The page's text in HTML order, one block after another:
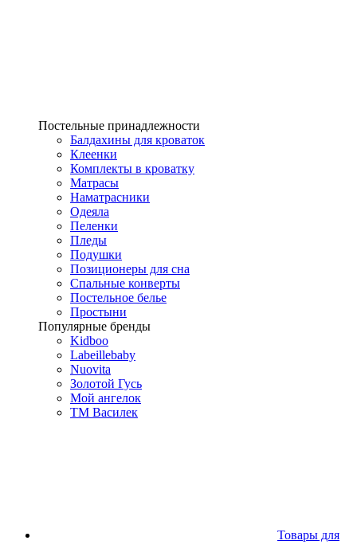
Постельные принадлежности
Балдахины для кроваток
Клеенки
Комплекты в кроватку
Матрасы
Наматрасники
Одеяла
Пеленки
Пледы
Подушки
Позиционеры для сна
Спальные конверты
Постельное белье
Простыни
Популярные бренды
Kidboo
Labeillebaby
Nuovita
Золотой Гусь
Мой ангелок
ТМ Василек
Товары для